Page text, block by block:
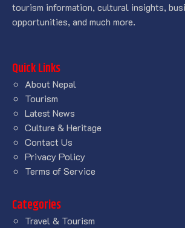
tourism information, cultural insights,
opportunities, and much more.
Quick Links
About Nepal
Tourism
Latest News
Culture & Heritage
Contact Us
Privacy Policy
Terms of Service
Categories
Travel & Tourism